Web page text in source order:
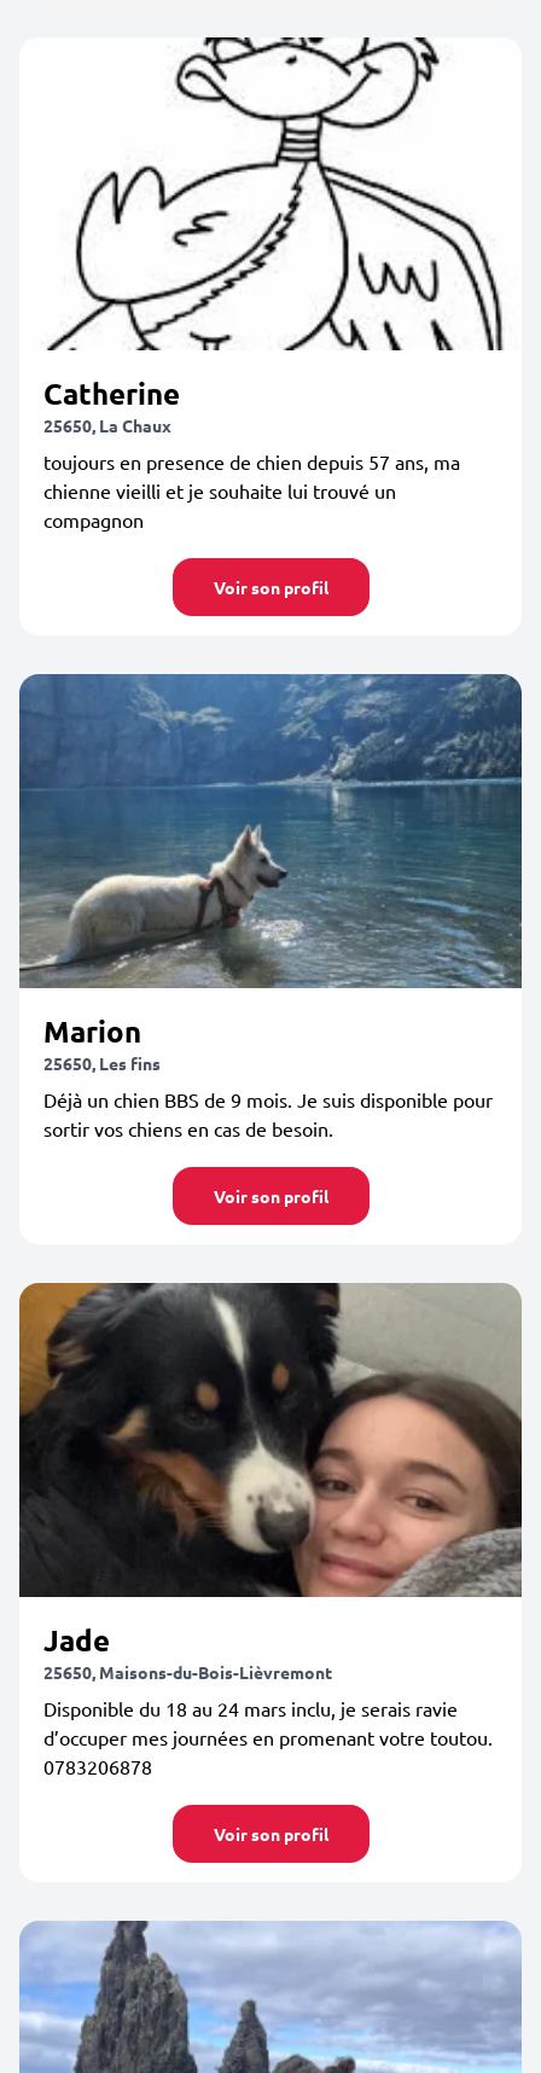
Catherine
25650, La Chaux
toujours en presence de chien depuis 57 ans, ma
chienne vieilli et je souhaite lui trouvé un
compagnon
Voir son profil
Marion
25650, Les fins
Déjà un chien BBS de 9 mois. Je suis disponible pour
sortir vos chiens en cas de besoin.
Voir son profil
Jade
25650, Maisons-du-Bois-Lièvremont
Disponible du 18 au 24 mars inclu, je serais ravie
d’occuper mes journées en promenant votre toutou.
0783206878
Voir son profil